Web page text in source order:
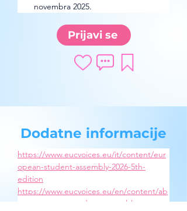
novembra 2025.
Prijavi se
Dodatne informacije
https://www.eucvoices.eu/it/content/eur
opean-student-assembly-2026-5th-
edition
https://www.eucvoices.eu/en/content/ab
out-european-student-assembly